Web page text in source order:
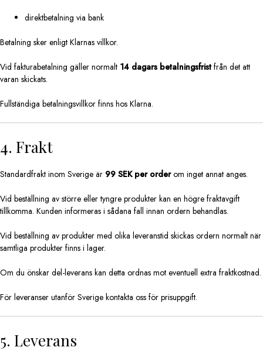
direktbetalning via bank
Betalning sker enligt Klarnas villkor.
Vid fakturabetalning gäller normalt 14 dagars betalningsfristfrån det att
varan skickats.
Fullständiga betalningsvillkor finns hos Klarna.
4. Frakt
Standardfrakt inom Sverige är 99 SEK per orderom inget annat anges.
Vid beställning av större eller tyngre produkter kan en högre fraktavgift
tillkomma. Kunden informeras i sådana fall innan ordern behandlas.
Vid beställning av produkter med olika leveranstid skickas ordern normalt när
samtliga produkter finns i lager.
Om du önskar del-leverans kan detta ordnas mot eventuell extra fraktkostnad.
För leveranser utanför Sverige kontakta oss för prisuppgift.
5. Leverans